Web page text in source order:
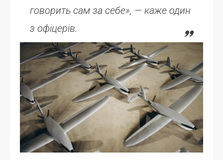
говорить сам за себе», — каже один
з офіцерів.